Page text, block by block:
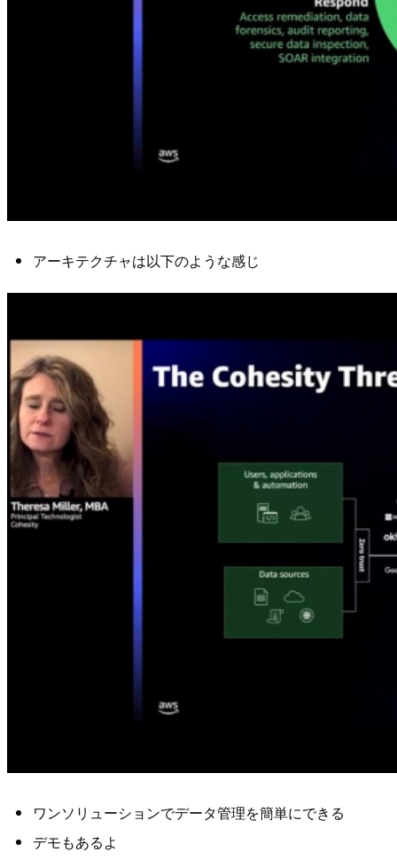
アーキテクチャは以下のような感じ
ワンソリューションでデータ管理を簡単にできる
デモもあるよ